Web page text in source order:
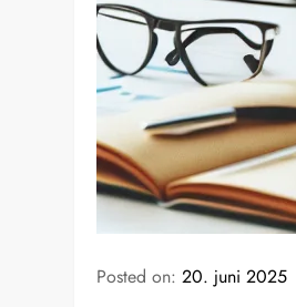
Posted on:20. juni 2025